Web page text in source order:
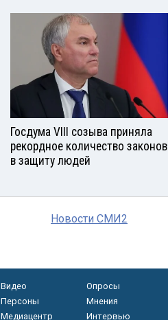
Госдума VIII созыва приняла
рекордное количество законов
в защиту людей
Новости СМИ2
Видео Опросы
Персоны
Мнения
Медиацентр
Интервью